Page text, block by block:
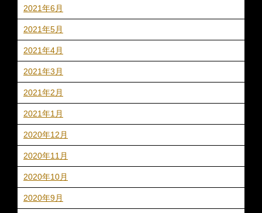
2021年6月
2021年5月
2021年4月
2021年3月
2021年2月
2021年1月
2020年12月
2020年11月
2020年10月
2020年9月